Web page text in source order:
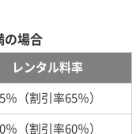
の場合
レンタル料率
％（割引率65％）
％（割引率60％）